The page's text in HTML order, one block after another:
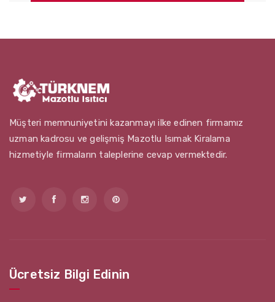
Müşteri memnuniyetini kazanmayı ilke edinen firmamız
uzman kadrosu ve gelişmiş Mazotlu Isımak Kiralama
hizmetiyle firmaların taleplerine cevap vermektedir.
Ücretsiz Bilgi Edinin